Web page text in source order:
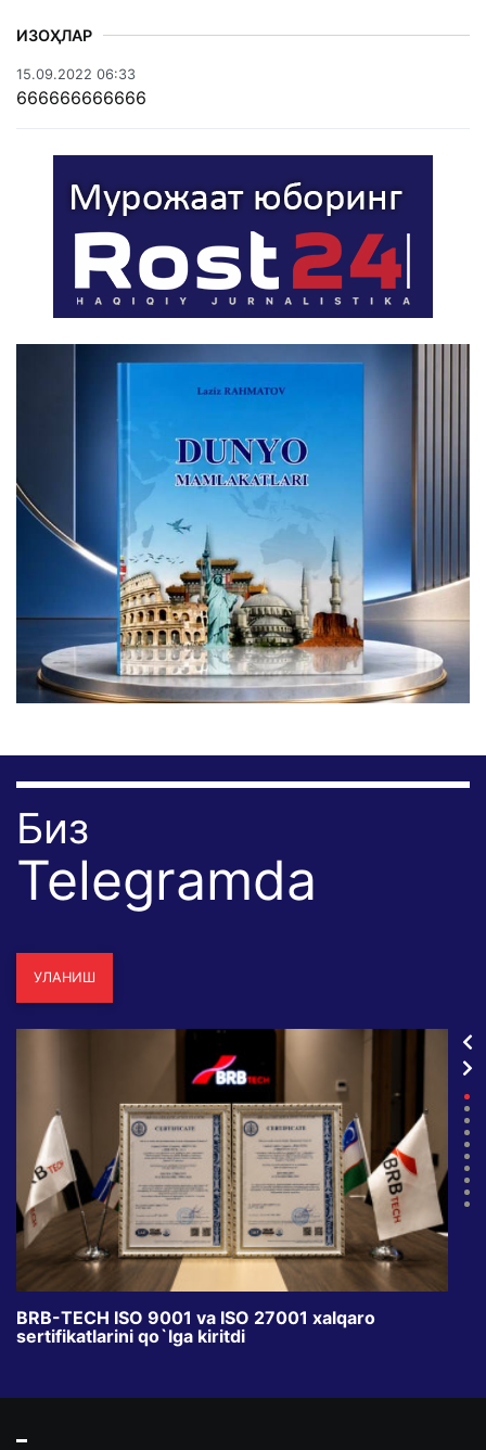
ИЗОҲЛАР
15.09.2022 06:33
666666666666
Биз
Telegramda
УЛАНИШ
BRB-TECH ISO 9001 va ISO 27001 xalqaro
sertifikatlarini qo`lga kiritdi